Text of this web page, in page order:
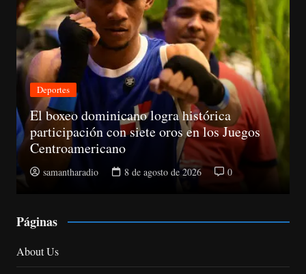
Nacionales
CNM avanza evaluación de siete jueces de
la Suprema y abre plazo de objeciones
samantharadio 8 de agosto de 2026 0
Páginas
About Us